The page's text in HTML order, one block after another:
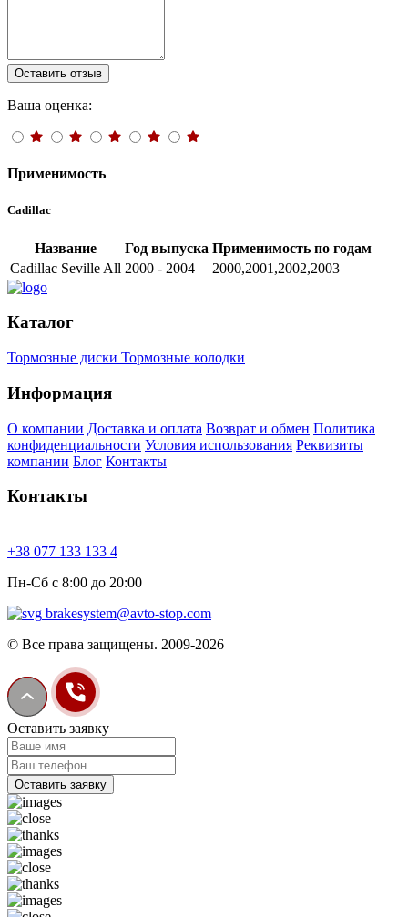
Оставить отзыв
Ваша оценка:
Применимость
Cadillac
Название Год выпуска Применимость по годам
Cadillac Seville All 2000 - 2004 2000,2001,2002,2003
Каталог
Тормозные диски Тормозные колодки
Информация
О компании Доставка и оплата Возврат и обмен Политика
конфиденциальности Условия использования Реквизиты
компании Блог Контакты
Контакты
+38 077 133 133 4
Пн-Сб с 8:00 до 20:00
brakesystem@avto-stop.com
© Все права защищены. 2009-2026
Оставить заявку
Оставить заявку